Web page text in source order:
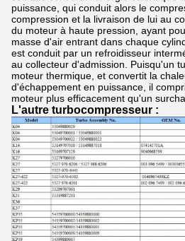
puissance, qui conduit alors le
compression et la livraison de lui au
du moteur à haute pression, ayant
masse d'air entrant dans chaque
est conduit par un refroidisseur
au collecteur d'admission. Puisqu'un
moteur thermique, et convertit la
d'échappement en puissance, il
moteur plus efficacement qu'un
L'autre turbocompresseur :